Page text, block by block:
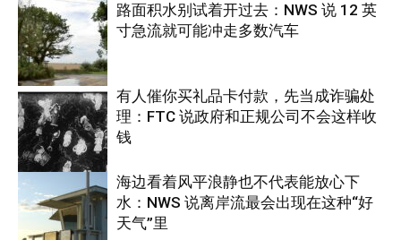
热点
路面积水别试着开过去：NWS 说 12 英
寸急流就可能冲走多数汽车
美国
有人催你买礼品卡付款，先当成诈骗处
理：FTC 说政府和正规公司不会这样收
钱
海边看着风平浪静也不代表能放心下
水：NWS 说离岸流最会出现在这种“好
天气”里